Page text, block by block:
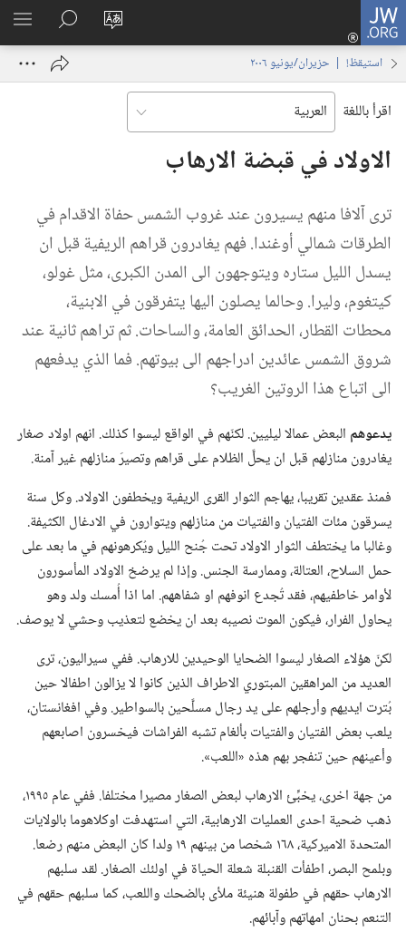
JW.ORG
تغيير
الموقع
تسجيل
الدخول
نافذة
البحث
في
JW.‎ORG
استيقظ‏!‏ | ‏‎حزيران/يونيو‏ ‏‎٢٠٠٦‏
اقرأ باللغة
الاولاد في قبضة الارهاب
ترى آلافا منهم يسيرون عند غروب الشمس حفاة الاقدام في
الطرقات شمالي أوغندا.‏ فهم يغادرون قراهم الريفية قبل ان
يسدل الليل ستاره ويتوجهون الى المدن الكبرى،‏ مثل غولو،‏
كيتغوم،‏ وليرا.‏ وحالما يصلون اليها يتفرقون في الابنية،‏
محطات القطار،‏ الحدائق العامة،‏ والساحات.‏ ثم تراهم ثانية عند
شروق الشمس عائدين ادراجهم الى بيوتهم.‏ فما الذي يدفعهم
الى اتباع هذا الروتين الغريب؟‏
يدعوهم البعض عمالا ليليين.‏ لكنّهم في الواقع ليسوا كذلك.‏ انهم اولاد صغار
يغادرون منازلهم قبل ان يحلَّ الظلام على قراهم وتصيرَ منازلهم غير آمنة.‏
فمنذ عقدين تقريبا،‏ يهاجم الثوار القرى الريفية ويخطفون الاولاد.‏ وكل سنة
يسرقون مئات الفتيان والفتيات من منازلهم ويتوارون في الادغال الكثيفة.‏
وغالبا ما يختطف الثوار الاولاد تحت جُنح الليل ويُكرهونهم في ما بعد على
حمل السلاح،‏ العتالة،‏ وممارسة الجنس.‏ وإذا لم يرضخ الاولاد المأسورون
لأوامر خاطفيهم،‏ فقد تُجدع انوفهم او شفاههم.‏ اما اذا أُمسك ولد وهو
يحاول الفرار،‏ فيكون الموت نصيبه بعد ان يخضع لتعذيب وحشي لا يوصف.‏
لكنّ هؤلاء الصغار ليسوا الضحايا الوحيدين للارهاب.‏ ففي سيراليون،‏ ترى
العديد من المراهقين المبتوري الاطراف الذين كانوا لا يزالون اطفالا حين
بُترت ايديهم وأرجلهم على يد رجال مسلَّحين بالسواطير.‏ وفي افغانستان،‏
يلعب بعض الفتيان والفتيات بألغام تشبه الفراشات فيخسرون اصابعهم
وأعينهم حين تنفجر بهم هذه «اللعب».‏
من جهة اخرى،‏ يخبِّئ الارهاب لبعض الصغار مصيرا مختلفا.‏ ففي عام ١٩٩٥،‏
ذهب ضحية احدى العمليات الارهابية،‏ التي استهدفت اوكلاهوما بالولايات
المتحدة الاميركية،‏ ١٦٨ شخصا من بينهم ١٩ ولدا كان البعض منهم رضعا.‏
وبلمح البصر،‏ اطفأت القنبلة شعلة الحياة في اولئك الصغار.‏ لقد سلبهم
الارهاب حقهم في طفولة هنيئة ملأى بالضحك واللعب،‏ كما سلبهم حقهم في
التنعم بحنان امهاتهم وآبائهم.‏